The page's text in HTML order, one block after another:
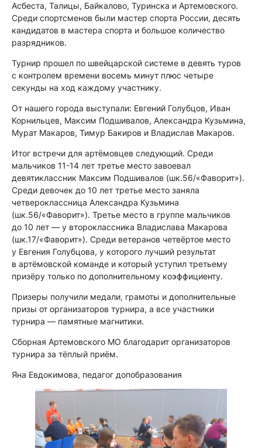
Асбеста, Талицы, Байкалово, Туринска и Артемовского.
Среди спортсменов были мастер спорта России, десять
кандидатов в мастера спорта и большое количество
разрядников.
Турнир прошел по швейцарской системе в девять туров
с контролем времени восемь минут плюс четыре
секунды на ход каждому участнику.
От нашего города выступали: Евгений Голубцов, Иван
Корнильцев, Максим Подшивалов, Александра Кузьмина,
Мурат Макаров, Тимур Бакиров и Владислав Макаров.
Итог встречи для артёмовцев следующий. Среди
мальчиков 11-14 лет третье место завоевал
девятиклассник Максим Подшивалов (шк.56/«Фаворит»).
Среди девочек до 10 лет третье место заняла
четвероклассница Александра Кузьмина
(шк.56/«Фаворит»). Третье место в группе мальчиков
до 10 лет — у второклассника Владислава Макарова
(шк.17/«Фаворит»). Среди ветеранов четвёртое место
у Евгения Голубцова, у которого лучший результат
в артёмовской команде и который уступил третьему
призёру только по дополнительному коэффициенту.
Призеры получили медали, грамоты и дополнительные
призы от организаторов турнира, а все участники
турнира — памятные магнитики.
Сборная Артемовского МО благодарит организаторов
турнира за тёплый приём.
Яна Евдокимова, педагог допобразования